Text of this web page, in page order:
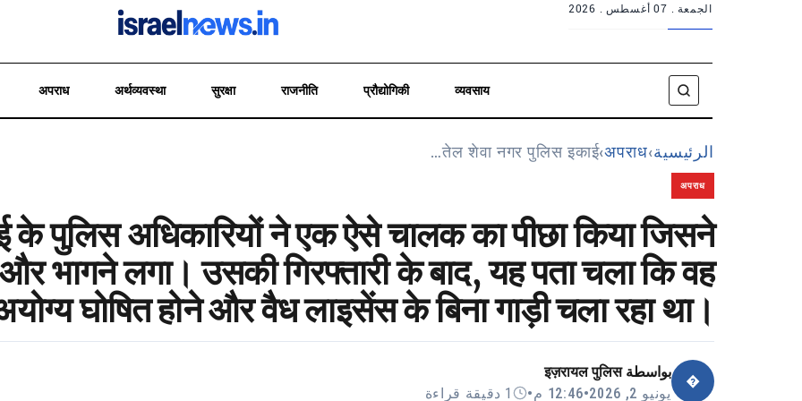
الجمعة . 07 أغسطس . 2026
व्यवसाय
प्रौद्योगिकी
राजनीति
सुरक्षा
अर्थव्यवस्था
अपराध
الرئيسية›
अपराध
›
तेल शेवा नगर पुलिस इकाई…
अपराध
के पुलिस अधिकारियों ने एक ऐसे चालक का पीछा किया जिसने
भागने लगा। उसकी गिरफ्तारी के बाद, यह पता चला कि वह
घोषित होने और वैध लाइसेंस के बिना गाड़ी चला रहा था।
�
بواسطةइज़रायल पुलिस
يونيو 2, 2026
•12:46 م • 1 دقيقة قراءة